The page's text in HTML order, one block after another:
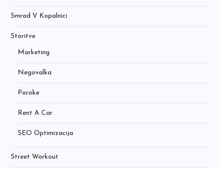
Smrad V Kopalnici
Storitve
Marketing
Negovalka
Poroke
Rent A Car
SEO Optimizacija
Street Workout